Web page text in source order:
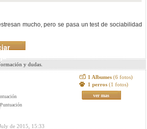
mucho, pero se pasa un test de sociabilidad
y dudas.
1 Albumes (6 fotos)
1 perros (1 fotos)
ver mas
de 2015, 15:33